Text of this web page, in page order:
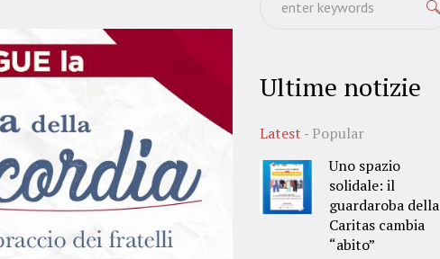
Ultime notizie
Latest
Popular
Uno spazio
solidale: il
guardaroba della
Caritas cambia
“abito”